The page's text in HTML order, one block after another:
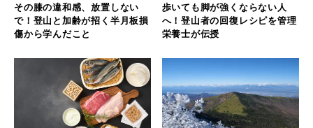
その膝の違和感、放置しない
で！登山と加齢が招く半月板損
傷から学んだこと
歩いても脚が強くならない人
へ！登山者の回復レシピを管理
栄養士が伝授